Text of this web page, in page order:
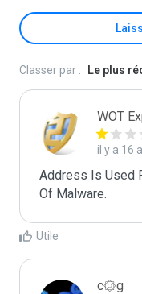
Classer par : Le plus
WOT
il y a 16
Address Is Used
Of Malware.
Utile
c۞g